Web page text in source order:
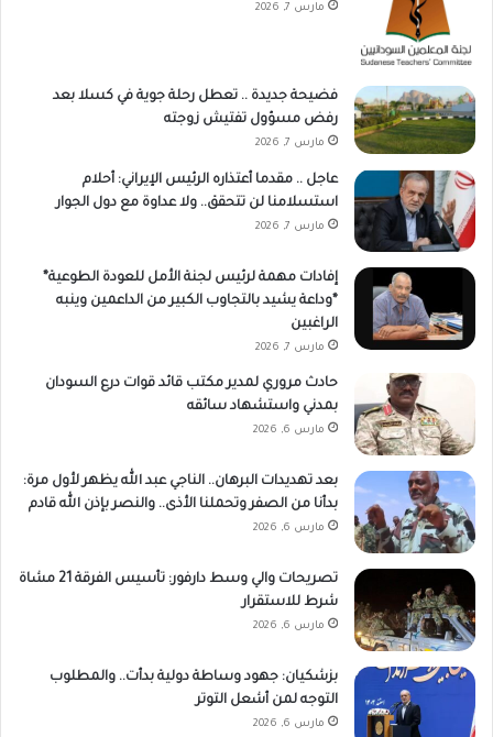
مارس 7, 2026
فضيحة جديدة .. تعطل رحلة جوية في كسلا بعد
رفض مسؤول تفتيش زوجته
مارس 7, 2026
عاجل .. مقدما أعتذاره الرئيس الإيراني: أحلام
استسلامنا لن تتحقق.. ولا عداوة مع دول الجوار
مارس 7, 2026
إفادات مهمة لرئيس لجنة الأمل للعودة الطوعية*
*وداعة يشيد بالتجاوب الكبير من الداعمين وينبه
الراغبين
مارس 7, 2026
حادث مروري لمدير مكتب قائد قوات درع السودان
بمدني واستشهاد سائقه
مارس 6, 2026
بعد تهديدات البرهان.. الناجي عبد الله يظهر لأول مرة:
بدأنا من الصفر وتحملنا الأذى.. والنصر بإذن الله قادم
مارس 6, 2026
تصريحات والي وسط دارفور: تأسيس الفرقة 21 مشاة
شرط للاستقرار
مارس 6, 2026
بزشكيان: جهود وساطة دولية بدأت.. والمطلوب
التوجه لمن أشعل التوتر
مارس 6, 2026